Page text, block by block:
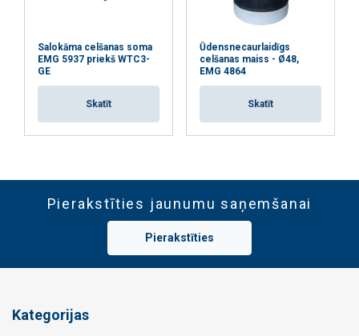
Salokāma celšanas soma
EMG 5937 priekš WTC3-
GE
Skatīt
Ūdensnecaurlaidīgs
celšanas maiss - Ø48,
EMG 4864
Skatīt
Pierakstīties jaunumu saņemšanai
Pierakstīties
Kategorijas